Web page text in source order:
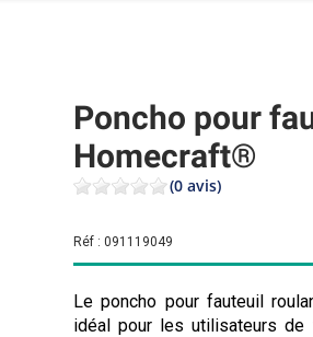
Poncho pour
Homecraft®
(0 avis)
Réf : 091119049
Le poncho pour fauteuil
idéal pour les utilisateurs de